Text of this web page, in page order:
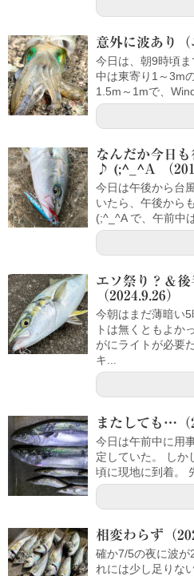
意外に波あり（
今日は、朝9時頃
中は東寄り1～3m
1.5m～1mで、
なんだか今日
♪ (;^_^A （
今日は午後から台
いたら、午後から
(;^_^A で、午前中
エソ祭り？＆後
（2024.9.26）
今朝はまだ薄暗い
トは無くともよか
がにライトが必要
キ...
またしても…（
今日は午前中に用
定していた。 しか
頃に現地に到着。
相変わらず（
確か7/5の夜に波
れには少し足りな